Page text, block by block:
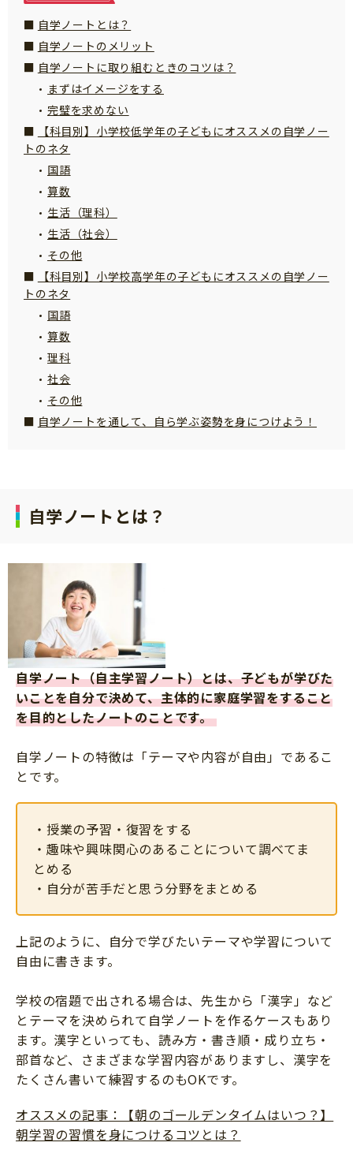
「こそだてまっぷ」とは
サイトのご利⽤にあたって
個⼈情報について
お問い合わせ
自学ノートとは？
自学ノートのメリット
自学ノートに取り組むときのコツは？
まずはイメージをする
完璧を求めない
【科目別】小学校低学年の子どもにオススメの自学ノー
トのネタ
国語
算数
生活（理科）
生活（社会）
その他
【科目別】小学校高学年の子どもにオススメの自学ノー
トのネタ
国語
算数
理科
社会
その他
自学ノートを通して、自ら学ぶ姿勢を身につけよう！
自学ノートとは？
自学ノート（自主学習ノート）とは、子どもが学びた
いことを自分で決めて、主体的に家庭学習をすること
を目的としたノートのことです。
自学ノートの特徴は「テーマや内容が自由」であるこ
とです。
・授業の予習・復習をする
・趣味や興味関心のあることについて調べてま
とめる
・自分が苦手だと思う分野をまとめる
上記のように、自分で学びたいテーマや学習について
自由に書きます。
学校の宿題で出される場合は、先生から「漢字」など
とテーマを決められて自学ノートを作るケースもあり
ます。漢字といっても、読み方・書き順・成り立ち・
部首など、さまざまな学習内容がありますし、漢字を
たくさん書いて練習するのもOKです。
オススメの記事：【朝のゴールデンタイムはいつ？】
朝学習の習慣を身につけるコツとは？